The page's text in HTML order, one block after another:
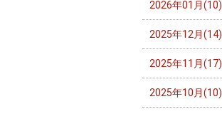
2026年01月(10)
2025年12月(14)
2025年11月(17)
2025年10月(10)